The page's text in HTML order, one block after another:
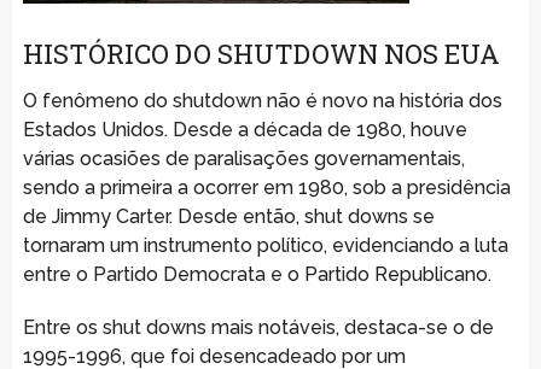
HISTÓRICO DO SHUTDOWN NOS EUA
O fenômeno do shutdown não é novo na história dos
Estados Unidos. Desde a década de 1980, houve
várias ocasiões de paralisações governamentais,
sendo a primeira a ocorrer em 1980, sob a presidência
de Jimmy Carter. Desde então, shut downs se
tornaram um instrumento político, evidenciando a luta
entre o Partido Democrata e o Partido Republicano.
Entre os shut downs mais notáveis, destaca-se o de
1995-1996, que foi desencadeado por um